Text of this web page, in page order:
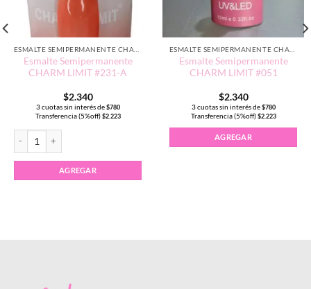
Esmalte Semipermanente
CHARM LIMIT #231-A
$2.340
3 cuotas sin interés de $780
Transferencia (5%off) $2.223
Esmalte Semipermanente CHARM LIMIT #231-A cantidad
AGREGAR
Esmalte Semipermanente
CHARM LIMIT #051
$2.340
3 cuotas sin interés de $780
Transferencia (5%off) $2.223
AGREGAR